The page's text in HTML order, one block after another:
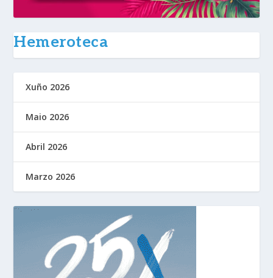
Hemeroteca
Xuño 2026
Maio 2026
Abril 2026
Marzo 2026